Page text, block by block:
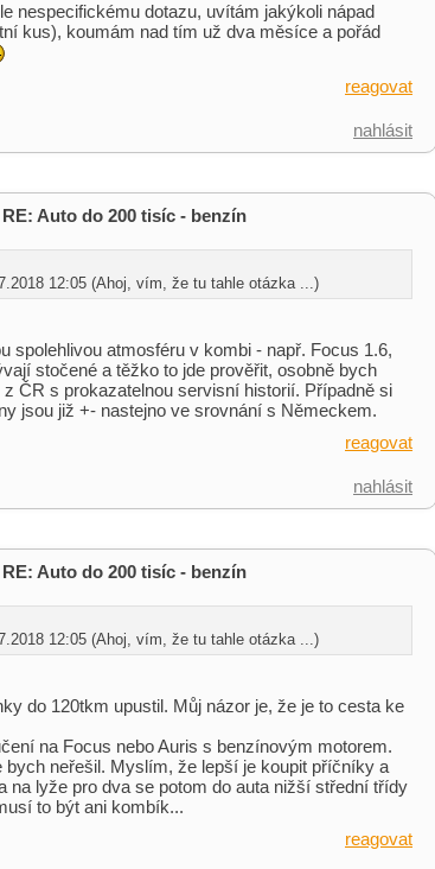
nespecifickému dotazu, uvítám jakýkoli nápad
kus), koumám nad tím už dva měsíce a pořád
reagovat
nahlásit
RE: Auto do 200 tisíc - benzín
12:05 (Ahoj, vím, že tu tahle otázka ...)
spolehlivou atmosféru v kombi - např. Focus 1.6,
stočené a těžko to jde prověřit, osobně bych
ČR s prokazatelnou servisní historií. Případně si
jsou již +- nastejno ve srovnání s Německem.
reagovat
nahlásit
RE: Auto do 200 tisíc - benzín
12:05 (Ahoj, vím, že tu tahle otázka ...)
do 120tkm upustil. Můj názor je, že je to cesta ke
na Focus nebo Auris s benzínovým motorem.
bych neřešil. Myslím, že lepší je koupit příčníky a
na lyže pro dva se potom do auta nižší střední třídy
to být ani kombík...
reagovat